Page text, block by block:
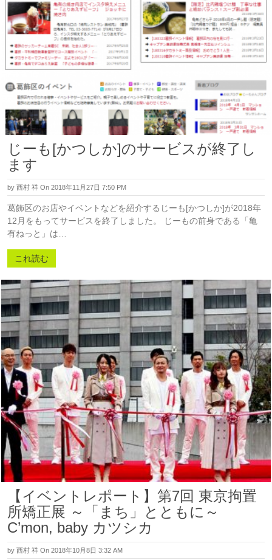
じーも[かつしか]のサービスが終了し
ます
by 西村 祥 On 2018年11月27日 7:50 PM
葛飾区のお店やイベントなどを紹介するじーも[かつしか]が2018年
12月をもってサービスを終了しました。 じーもの前身である「亀
有ねっと」は…
これ読む
【イベントレポート】第7回 東京拘置
所矯正展 ～「まち」とともに～
C’mon, baby カツシカ
by 西村 祥 On 2018年10月8日 3:32 AM